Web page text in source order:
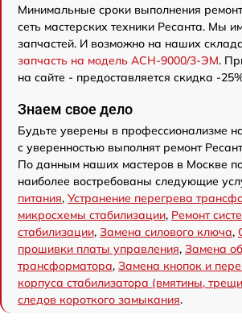
Минимальные сроки выполнения
сеть мастерских техники Ресанта. Мы
запчастей. И возможно на наших
запчасть на модель АСН-9000/3-ЭМ.
на сайте - предоставляется скидка -
Знаем свое дело
Будьте уверены в профессионализме
с уверенностью выполнят ремонт
По данным наших мастеров в Москве
наиболее востребованы следующие
питания, Устранение перегрева
микросхемы стабилизации, Ремонт
стабилизации, Замена силового ключа,
прошивки платы управления, Замена
трансформатора, Замена кнопок и
корпуса стабилизатора (вмятины,
следов короткого замыкания.